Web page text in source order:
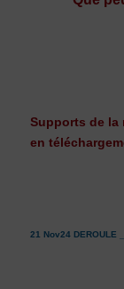
Supports de la
en
21 Nov24 DEROULE